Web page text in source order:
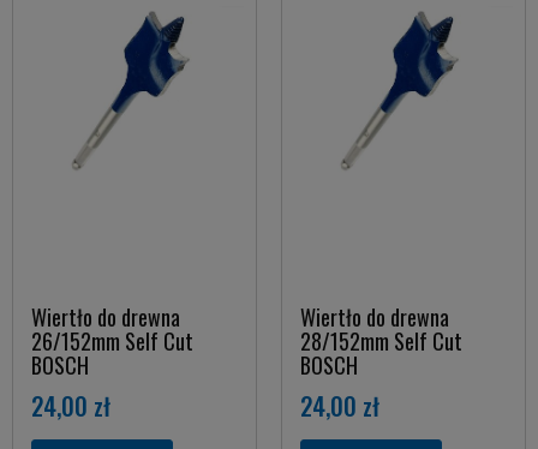
Wiertło do drewna
26/152mm Self Cut
BOSCH
24,00 zł
Wiertło do drewna
28/152mm Self Cut
BOSCH
24,00 zł